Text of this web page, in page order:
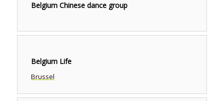
Belgium Chinese dance group
Belgium Life
Brussel